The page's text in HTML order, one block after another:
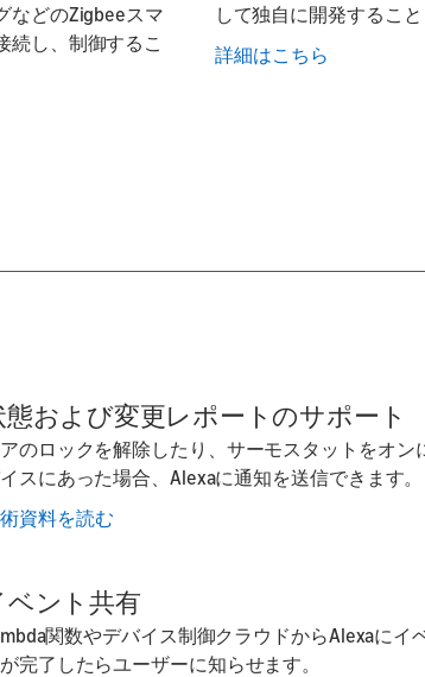
などのZigbeeスマ
続し、制御するこ
して独自に開発すること
詳細はこちら
態および変更レポートのサポート
アのロックを解除したり、サーモスタットをオ
スにあった場合、Alexaに通知を送信できます。
資料を読む
ベント共有
関数やデバイス制御クラウドからAlexaにイ
が完了したらユーザーに知らせます。